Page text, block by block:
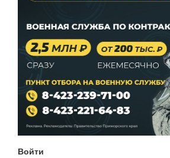
Войти